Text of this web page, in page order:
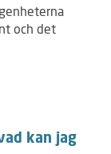
och det
kan jag